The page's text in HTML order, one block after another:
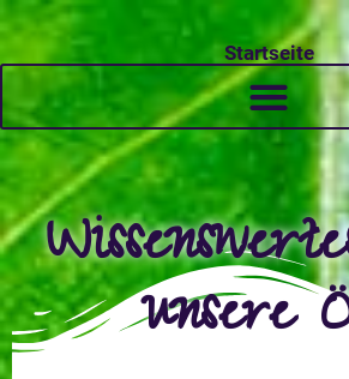
Startseite
unsere